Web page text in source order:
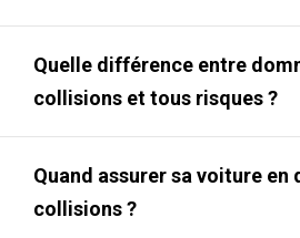
Quelle différence entre
collisions et tous risques ?
Quand assurer sa voiture en
collisions ?